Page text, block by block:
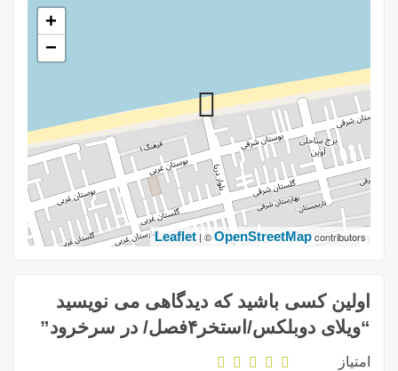
+
−
Leaflet | ©OpenStreetMapcontributors
اولین کسی باشید که دیدگاهی می نویسید
“ویلای دوبلکس/استخر۴فصل/ در سرخرود”
امتیاز